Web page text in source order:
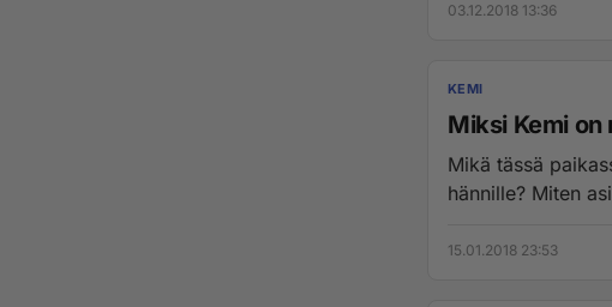
03.12.2018 13:36
KEMI
Miksi Kemi
Mikä tässä
hännille? Miten
15.01.2018 23:53